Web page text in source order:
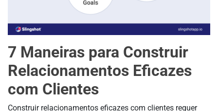
7 Maneiras para Construir
Relacionamentos Eficazes
com Clientes
Construir relacionamentos eficazes com clientes requer